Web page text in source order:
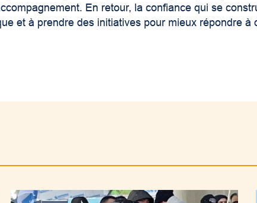
En retour, la confiance qui se
et à prendre des initiatives pour mieux répondre à